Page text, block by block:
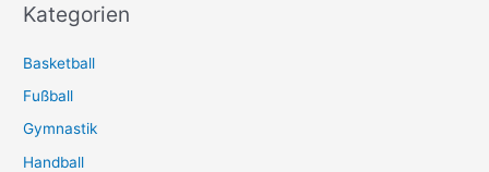
Kategorien
Basketball
Fußball
Gymnastik
Handball